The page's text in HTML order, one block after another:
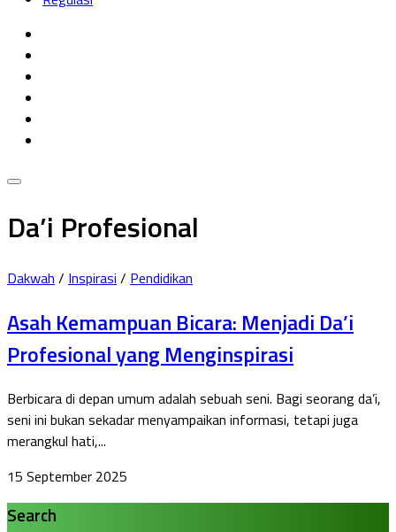
Da’i Profesional
Dakwah / Inspirasi / Pendidikan
Asah Kemampuan Bicara: Menjadi Da’i
Profesional yang Menginspirasi
Berbicara di depan umum adalah sebuah seni. Bagi seorang da’i,
seni ini bukan sekadar menyampaikan informasi, tetapi juga
merangkul hati,...
15 September 2025
Search